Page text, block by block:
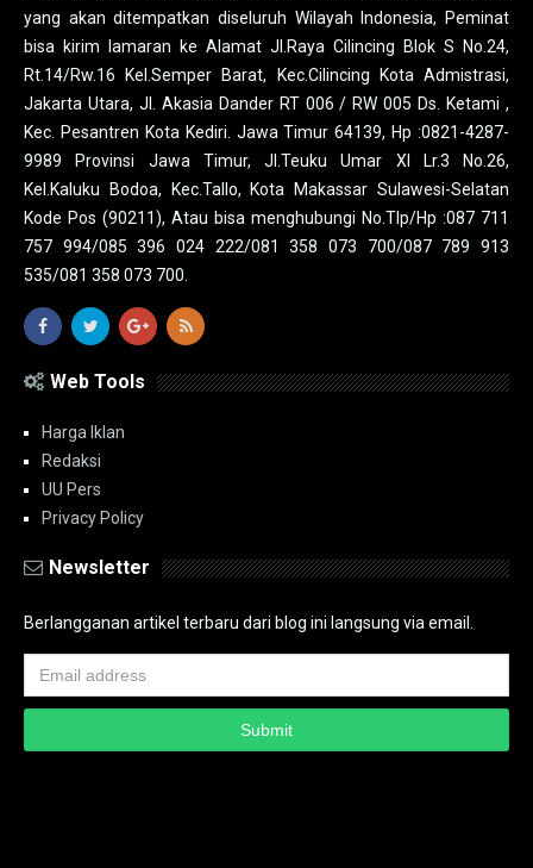
yang akan ditempatkan diseluruh Wilayah Indonesia, Peminat
bisa kirim lamaran ke Alamat Jl.Raya Cilincing Blok S No.24,
Rt.14/Rw.16 Kel.Semper Barat, Kec.Cilincing Kota Admistrasi,
Jakarta Utara, Jl. Akasia Dander RT 006 / RW 005 Ds. Ketami ,
Kec. Pesantren Kota Kediri. Jawa Timur 64139, Hp :0821-4287-
9989 Provinsi Jawa Timur, Jl.Teuku Umar XI Lr.3 No.26,
Kel.Kaluku Bodoa, Kec.Tallo, Kota Makassar Sulawesi-Selatan
Kode Pos (90211), Atau bisa menghubungi No.Tlp/Hp :087 711
757 994/085 396 024 222/081 358 073 700/087 789 913
535/081 358 073 700.
Web Tools
Harga Iklan
Redaksi
UU Pers
Privacy Policy
Newsletter
Berlangganan artikel terbaru dari blog ini langsung via email.